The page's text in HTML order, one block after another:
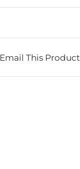
Email This Product